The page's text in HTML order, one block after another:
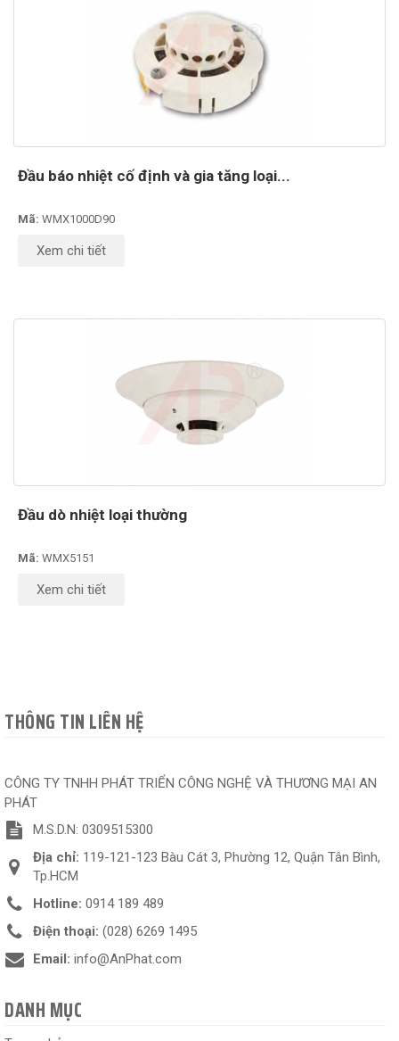
Đầu báo nhiệt cố định và gia tăng loại...
Mã: WMX1000D90
Xem chi tiết
Đầu dò nhiệt loại thường
Mã: WMX5151
Xem chi tiết
THÔNG TIN LIÊN HỆ
CÔNG TY TNHH PHÁT TRIỂN CÔNG NGHỆ VÀ THƯƠNG MẠI AN
PHÁT
M.S.D.N: 0309515300
Địa chỉ: 119-121-123 Bàu Cát 3, Phường 12, Quận Tân Bình,
Tp.HCM
Hotline: 0914 189 489
Điện thoại: (028) 6269 1495
Email: info@AnPhat.com
DANH MỤC